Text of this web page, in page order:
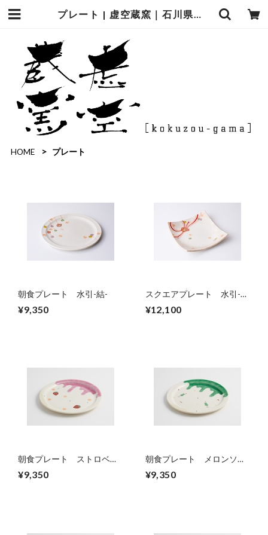
プレート | 虚空蔵窯｜石川県能美市の九谷焼の窯元。九谷焼の製造販売（通販）を行っております。
HOME プレート
朝食プレート 水引-結-
¥9,350
スクエアプレート 水引-
¥12,100
朝食プレート ストロベリ
ー
¥9,350
朝食プレート メロンソー
ダ
¥9,350